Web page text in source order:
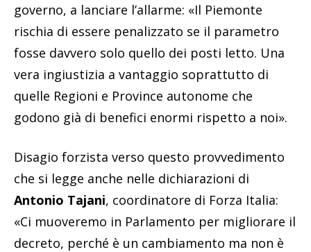
governo, a lanciare l’allarme: «Il Piemonte
rischia di essere penalizzato se il parametro
fosse davvero solo quello dei posti letto. Una
vera ingiustizia a vantaggio soprattutto di
quelle Regioni e Province autonome che
godono già di benefici enormi rispetto a noi».
Disagio forzista verso questo provvedimento
che si legge anche nelle dichiarazioni di
Antonio Tajani, coordinatore di Forza Italia:
«Ci muoveremo in Parlamento per migliorare il
decreto, perché è un cambiamento ma non è